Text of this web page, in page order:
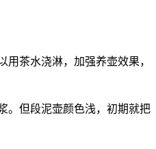
用茶水浇淋，加强养壶效果，
。但段泥壶颜色浅，初期就把